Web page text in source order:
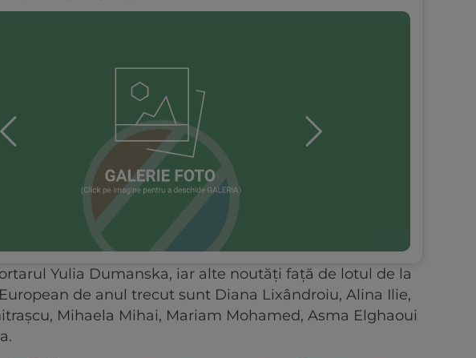
Yulia Dumanska, iar alte noutăți față de lotul de la
de anul trecut sunt Diana Lixândroiu, Alina Ilie,
Mihaela Mihai, Mariam Mohamed, Asma Elghaoui